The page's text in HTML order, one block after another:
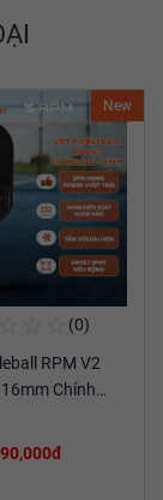
New
(0)
RPM V2
Chính…